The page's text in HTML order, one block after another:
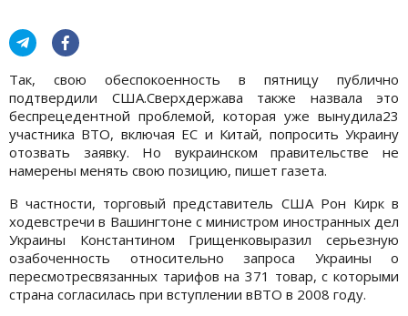
Так, свою обеспокоенность в пятницу публично
подтвердили США.Сверхдержава также назвала это
беспрецедентной проблемой, которая уже вынудила23
участника ВТО, включая ЕС и Китай, попросить Украину
отозвать заявку. Но вукраинском правительстве не
намерены менять свою позицию, пишет газета.
В частности, торговый представитель США Рон Кирк в
ходевстречи в Вашингтоне с министром иностранных дел
Украины Константином Грищенковыразил серьезную
озабоченность относительно запроса Украины о
пересмотресвязанных тарифов на 371 товар, с которыми
страна согласилась при вступлении вВТО в 2008 году.